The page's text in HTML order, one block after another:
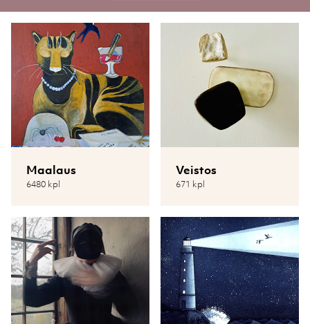
Maalaus
6480 kpl
Veistos
671 kpl